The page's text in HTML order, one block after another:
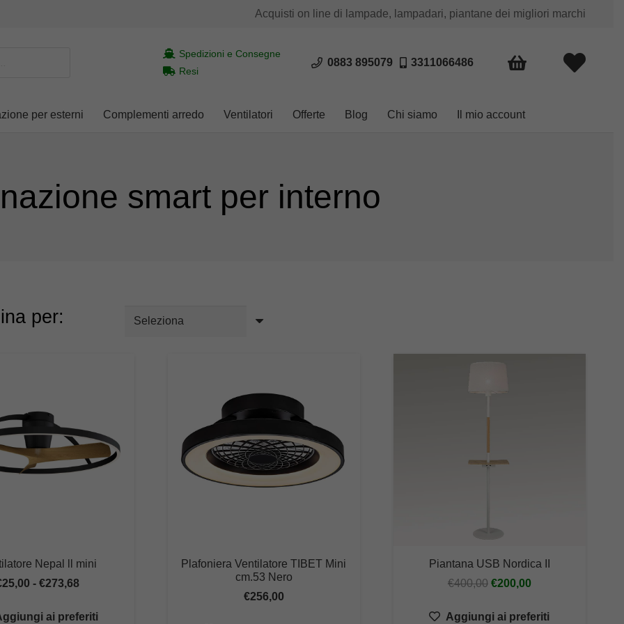
Acquisti on line di lampade, lampadari, piantane dei migliori marchi
Spedizioni e Consegne
Resi
0883 895079 3311066486
per esterni Complementi arredo Ventilatori Offerte Blog Chi siamo Il mio account
smart per interno
per:
Nepal ll mini
25,00 - €273,68Fascia
prezzo:
ai preferiti
Plafoniera Ventilatore TIBET Mini
cm.53 Nero
€256,00
Piantana USB Nordica II
€400,00 Il
originale
€200,00Il
attuale
Aggiungi ai preferiti